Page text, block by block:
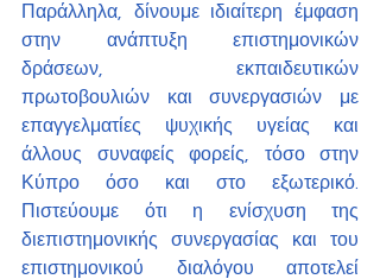
Παράλληλα, δίνουμε ιδιαίτερη έμφαση
στην ανάπτυξη επιστημονικών
δράσεων, εκπαιδευτικών
πρωτοβουλιών και συνεργασιών με
επαγγελματίες ψυχικής υγείας και
άλλους συναφείς φορείς, τόσο στην
Κύπρο όσο και στο εξωτερικό.
Πιστεύουμε ότι η ενίσχυση της
διεπιστημονικής συνεργασίας και του
επιστημονικού διαλόγου αποτελεί